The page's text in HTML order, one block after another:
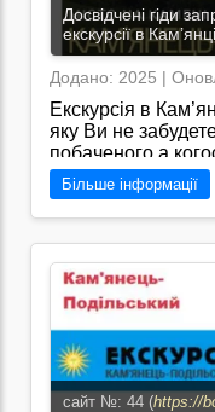
Досвідчені гіди
екскурсії в
Додано: 2025 |
Екскурсія в
яку Ви не
побаченого а
спокій міста в
скелястий острів
Смотрич а
від поганого
але 100 у
емоції/Я знаю, що
можна знайти
та екскурсії по
допоможуть краще
Перейти на
Більше інформації
сайт №: 44 (https://